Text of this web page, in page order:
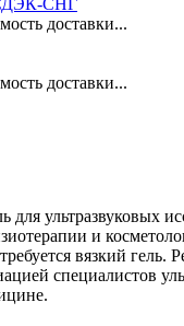
СНГ
доставки...
доставки...
для ультразвуковых
и
вязкий гель.
специалистов